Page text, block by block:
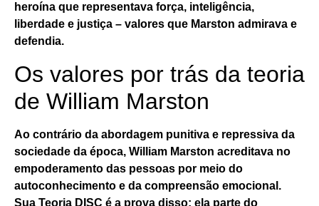
heroína que representava força, inteligência,
liberdade e justiça – valores que Marston admirava e
defendia.
Os valores por trás da teoria
de William Marston
Ao contrário da abordagem punitiva e repressiva da
sociedade da época, William Marston acreditava no
empoderamento das pessoas por meio do
autoconhecimento e da compreensão emocional .
Sua Teoria DISC é a prova disso: ela parte do